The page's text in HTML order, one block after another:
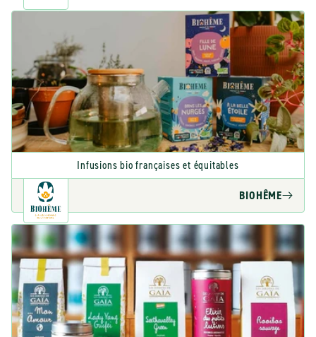
Infusions bio françaises et équitables
BIOHÊME